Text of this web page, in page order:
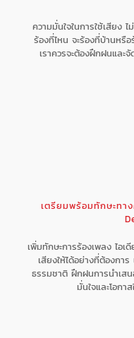
ความมั่นใจในการใช้เสียง
ร้องที่ไหน จะร้องที่บ้านหรื
เราควรจะต้องฝึกฝนและ
เตรียมพร้อมทักษะท
เพิ่มทักษะการร้องเพลง ไอ
เสียงให้ได้อย่างที่ต้องกา
ธรรมชาติ ฝึกฝนการนำเสน
มั่นใจและโอกา